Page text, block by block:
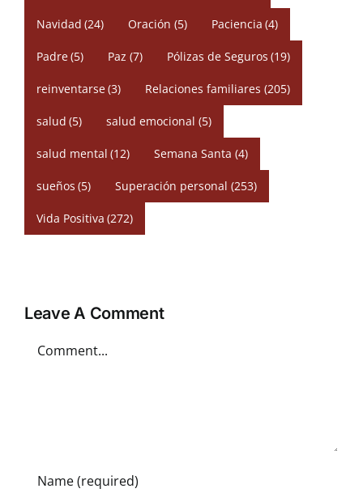
Navidad (24) Oración (5) Paciencia (4)
Padre(5) Paz (7) Pólizas de Seguros (19)
reinventarse(3) Relaciones familiares (205)
salud (5) salud emocional (5)
salud mental (12) Semana Santa (4)
sueños (5) Superación personal (253)
Vida Positiva (272)
Leave A Comment